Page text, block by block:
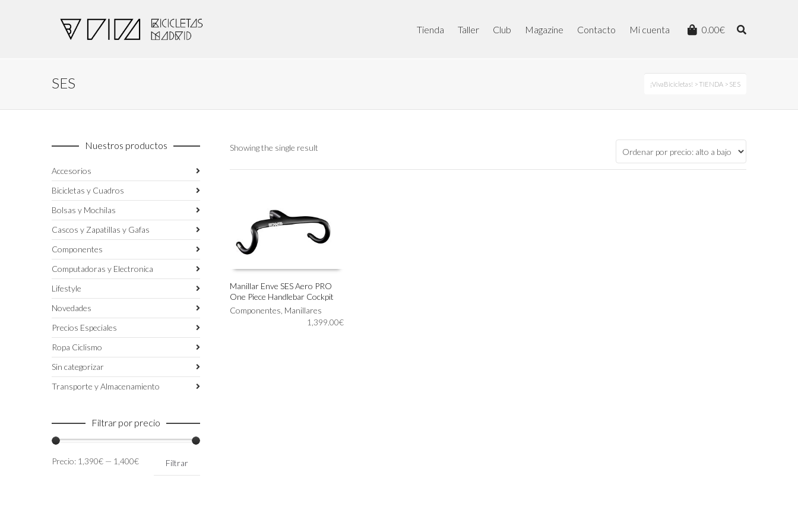
0.00€
Tienda Taller Club Magazine Contacto Mi cuenta
SES ¡VivaBicicletas! >TIENDA > SES
Showing the single result
Este
producto
Manillar Enve SES Aero PRO
One Piece Handlebar Cockpit
Componentes Manillares
1,399.00€
Nuestros productos
Accesorios
Bicicletas y Cuadros
Bolsas y Mochilas
Cascos y Zapatillas y Gafas
Componentes
Computadoras y Electronica
Lifestyle
Novedades
Precios Especiales
Ropa Ciclismo
Sin categorizar
Transporte y Almacenamiento
Filtrar por precio
Precio
Precio
Filtrar
Precio: 1,390€ — 1,400€